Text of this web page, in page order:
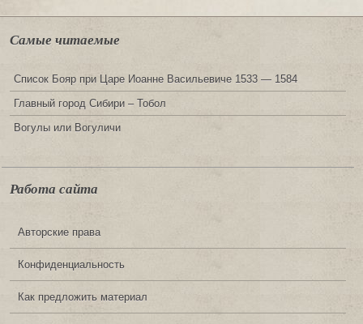
Самые читаемые
Список Бояр при Царе Иоанне Васильевиче 1533 — 1584
Главный город Сибири – Тобол
Вогулы или Вогуличи
Работа сайта
Авторские права
Конфиденциальность
Как предложить материал